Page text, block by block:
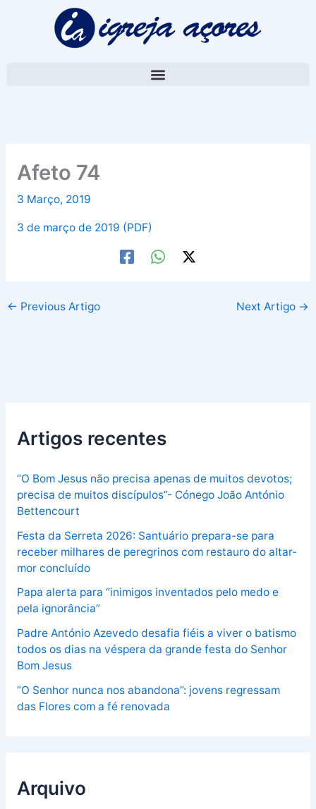
Afeto 74
3 Março, 2019
3 de março de 2019 (PDF)
← Previous Artigo Next Artigo →
Artigos recentes
“O Bom Jesus não precisa apenas de muitos devotos;
precisa de muitos discípulos”- Cónego João António
Bettencourt
Festa da Serreta 2026: Santuário prepara-se para
receber milhares de peregrinos com restauro do altar-
mor concluído
Papa alerta para “inimigos inventados pelo medo e
pela ignorância”
Padre António Azevedo desafia fiéis a viver o batismo
todos os dias na véspera da grande festa do Senhor
Bom Jesus
“O Senhor nunca nos abandona”: jovens regressam
das Flores com a fé renovada
Arquivo